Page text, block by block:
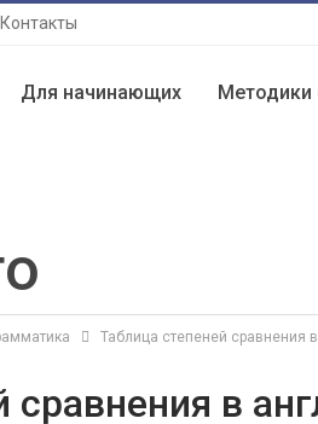
Контакты
Для начинающих Методики
Таблица степеней сравнения
сравнения в